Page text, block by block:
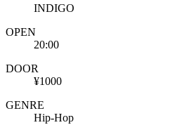
INDIGO
OPEN
20:00
DOOR
¥1000
GENRE
Hip-Hop